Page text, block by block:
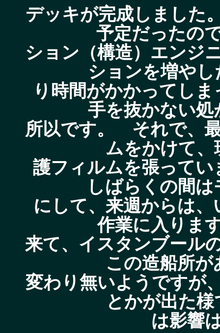
デッキが完成しました
予定だったの
ション（構造）エンジ
ションを増や
り時間がかかってし
手を抜かない
所以です。 それで、
ムをかけて
護フィルムを張って
しばらくの間
にして、来週からは
作業に入りま
来て、イスタンブール
この造船所
変わり無いようですが
とかが出た
は影響